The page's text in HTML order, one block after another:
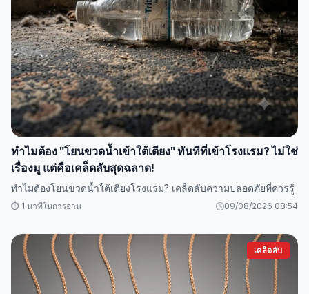
ทำไมต้อง "โยนขวดน้ำเข้าใต้เตียง" ทันทีที่เข้าโรงแรม? ไม่ใช่
เรื่องมู แต่คือเคล็ดลับสุดฉลาด!
ทำไมต้องโยนขวดน้ำใต้เตียงโรงแรม? เคล็ดลับความปลอดภัยที่ควรรู้
⏱️ 1 นาทีในการอ่าน 09/08/2026 08:54
เคล็ดลับ